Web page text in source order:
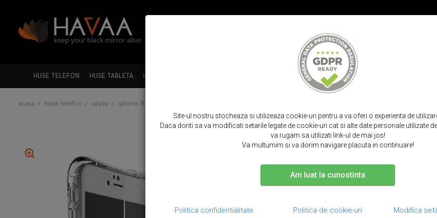
HUSE TELEFON HUSE TABLETA HUSE LAPTOP CURELE SMARTWATCH TOCURI SI SACULETI
acasa huse telefon apple iphone 8 / iphone 7 pachet husa + folie rezistente la socuri, anti-alunecare, back cover, iphone se 2
Pachet
anti-
(2020),
Site-ul nostru stocheaza si utilizeaza cookie-uri pentru a va oferi o experienta de
Daca doriti sa va modificati setarile legate de cookie-uri cat si alte date personale utilizate
va rugam sa utilizati link-ul de mai jos!
Va multumim si va dorim navigare placuta in continuare!
Am luat la cunostinta
Politica confidentialitate Politica de cookie-uri Modifica